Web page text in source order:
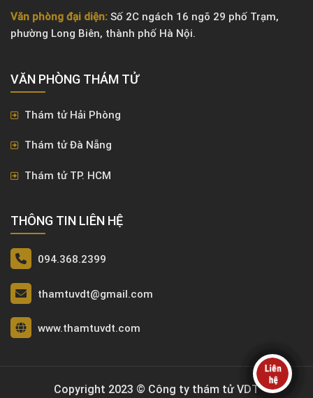
Văn phòng đại diện: Số 2C ngách 16 ngõ 29 phố Trạm,
phường Long Biên, thành phố Hà Nội.
VĂN PHÒNG ​THÁM TỬ
Thám tử Hải Phòng
Thám tử Đà Nẵng
Thám tử TP. HCM
THÔNG TIN LIÊN HỆ
094.368.2399
thamtuvdt@gmail.com
www.thamtuvdt.com
Copyright 2023 © Công ty thám tử VDT